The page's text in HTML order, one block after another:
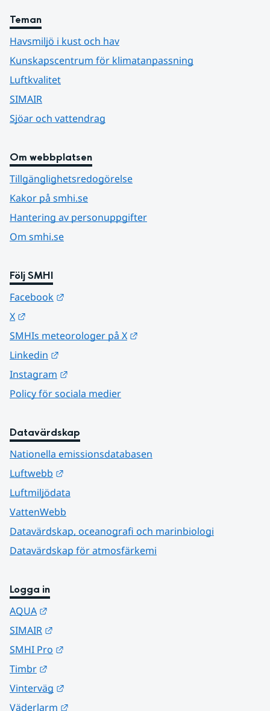
Teman
Havsmiljö i kust och hav
Kunskapscentrum för klimatanpassning
Luftkvalitet
SIMAIR
Sjöar och vattendrag
Om webbplatsen
Tillgänglighetsredogörelse
Kakor på smhi.se
Hantering av personuppgifter
Om smhi.se
Följ SMHI
Facebook
X
SMHIs meteorologer på X
Linkedin
Instagram
Policy för sociala medier
Datavärdskap
Nationella emissionsdatabasen
Luftwebb
Luftmiljödata
VattenWebb
Datavärdskap, oceanografi och marinbiologi
Datavärdskap för atmosfärkemi
Logga in
AQUA
SIMAIR
SMHI Pro
Timbr
Vinterväg
Väderlarm